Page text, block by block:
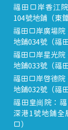
福田口岸香江
104號地鋪（東
福田口岸廣場院
地鋪034號（福
福田口岸星光院
地鋪033號（福
福田口岸啟德院
地鋪032號（福
福田皇崗院：
深港1號地鋪全
口）